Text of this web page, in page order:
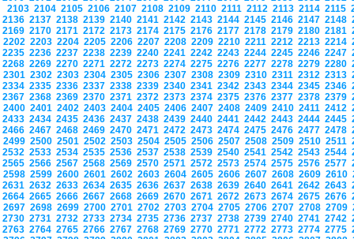
2103 2104 2105 2106 2107 2108 2109 2110 2111 2112 2113 2114 2115
2136 2137 2138 2139 2140 2141 2142 2143 2144 2145 2146 2147 2148
2169 2170 2171 2172 2173 2174 2175 2176 2177 2178 2179 2180 2181
2202 2203 2204 2205 2206 2207 2208 2209 2210 2211 2212 2213 2214
2235 2236 2237 2238 2239 2240 2241 2242 2243 2244 2245 2246 2247
2268 2269 2270 2271 2272 2273 2274 2275 2276 2277 2278 2279 2280
2301 2302 2303 2304 2305 2306 2307 2308 2309 2310 2311 2312 2313
2334 2335 2336 2337 2338 2339 2340 2341 2342 2343 2344 2345 2346
2367 2368 2369 2370 2371 2372 2373 2374 2375 2376 2377 2378 2379
2400 2401 2402 2403 2404 2405 2406 2407 2408 2409 2410 2411 2412
2433 2434 2435 2436 2437 2438 2439 2440 2441 2442 2443 2444 2445
2466 2467 2468 2469 2470 2471 2472 2473 2474 2475 2476 2477 2478
2499 2500 2501 2502 2503 2504 2505 2506 2507 2508 2509 2510 2511
2532 2533 2534 2535 2536 2537 2538 2539 2540 2541 2542 2543 2544
2565 2566 2567 2568 2569 2570 2571 2572 2573 2574 2575 2576 2577
2598 2599 2600 2601 2602 2603 2604 2605 2606 2607 2608 2609 2610
2631 2632 2633 2634 2635 2636 2637 2638 2639 2640 2641 2642 2643
2664 2665 2666 2667 2668 2669 2670 2671 2672 2673 2674 2675 2676
2697 2698 2699 2700 2701 2702 2703 2704 2705 2706 2707 2708 2709
2730 2731 2732 2733 2734 2735 2736 2737 2738 2739 2740 2741 2742
2763 2764 2765 2766 2767 2768 2769 2770 2771 2772 2773 2774 2775